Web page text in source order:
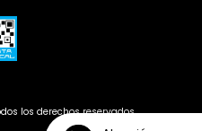
los derechos reservados.